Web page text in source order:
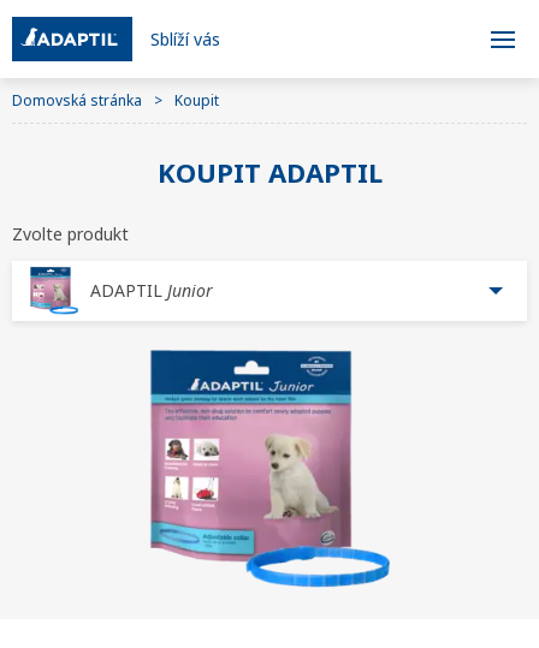
Sblíží vás
Domovská stránka Koupit
KOUPIT ADAPTIL
Zvolte produkt
ADAPTIL Junior